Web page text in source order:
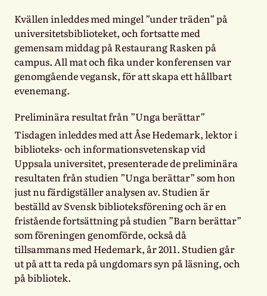
Kvällen inleddes med mingel ”under träden” på
universitetsbiblioteket, och fortsatte med
gemensam middag på Restaurang Rasken på
campus. All mat och fika under konferensen var
genomgående vegansk, för att skapa ett hållbart
evenemang.
Preliminära resultat från ”Unga berättar”
Tisdagen inleddes med att Åse Hedemark, lektor i
biblioteks- och informationsvetenskap vid
Uppsala universitet, presenterade de preliminära
resultaten från studien ”Unga berättar” som hon
just nu färdigställer analysen av. Studien är
beställd av Svensk biblioteksförening och är en
fristående fortsättning på studien ”Barn berättar”
som föreningen genomförde, också då
tillsammans med Hedemark, år 2011. Studien går
ut på att ta reda på ungdomars syn på läsning, och
på bibliotek.